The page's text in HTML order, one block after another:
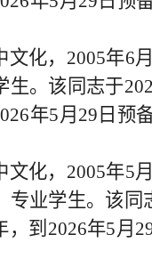
文化， 2005年6
生。该同志于
年5月 29 日预
文化， 2005年5
专业学生。该同
，到 2026年5月